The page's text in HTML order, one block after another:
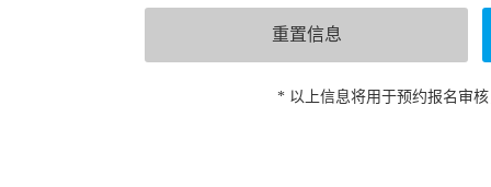
* 以上信息将用于预约报名审